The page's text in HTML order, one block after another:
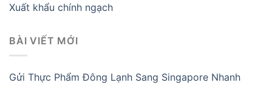
Xuất khẩu chính ngạch
BÀI VIẾT MỚI
Gửi Thực Phẩm Đông Lạnh Sang Singapore Nhanh